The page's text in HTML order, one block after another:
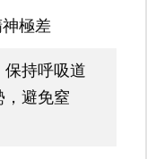
極差
保持呼吸道
，避免窒